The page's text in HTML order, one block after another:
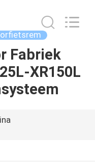
Fabriek
XR150L